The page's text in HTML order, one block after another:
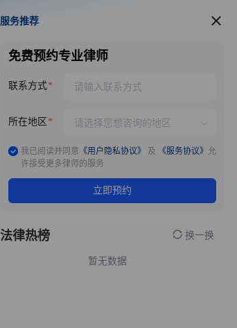
服务推荐
服务推荐
免费预约专业律师
联系方式
所在地区
我已阅读并同意 《用户隐私协议》 及 《服务协议》 允
许接受更多律师的服务
立即预约
法律热榜 换一换
暂无数据